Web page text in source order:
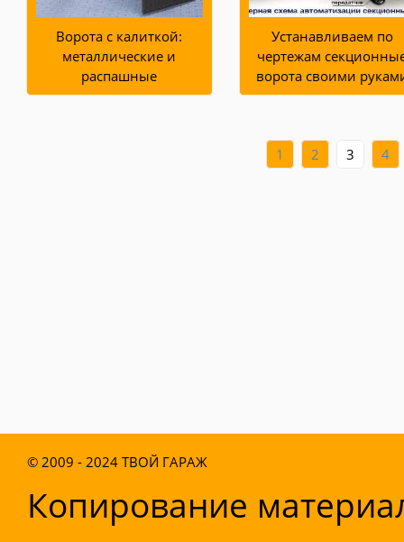
Ворота с калиткой:
металлические и
распашные
Устанавливаем по
чертежам
ворота своими
1 2 3 4
© 2009 - 2024 ТВОЙ ГАРАЖ
Копирование